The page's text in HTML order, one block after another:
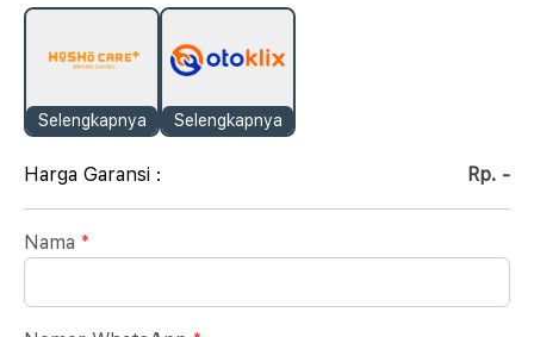
Selengkapnya Selengkapnya
Harga Garansi : Rp. -
Nama *